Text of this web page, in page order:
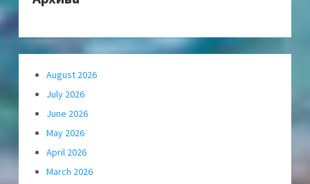
August 2026
July 2026
June 2026
May 2026
April 2026
March 2026